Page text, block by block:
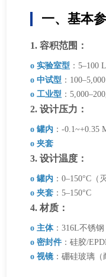
一、基本
1. 容积范围：
o 实验室型 ：5–100
o 中试型 ：
o 工业型 ：
2. 设计压力：
o 罐内 ：-0.1~+0.35
o 夹套
3. 设计温度：
o 罐内 ：0–150°C（
o 夹套 ：5–150°C
4. 材质：
o 主体：316L不锈钢
o 密封件 ：硅胶/
o 视镜 ：硼硅玻璃（